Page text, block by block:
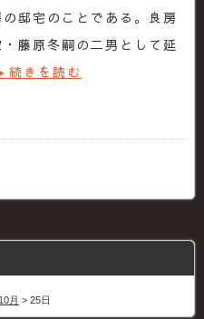
邸宅のことである。良房
藤原冬嗣の二男として延
続きを読む
10月 > 25日